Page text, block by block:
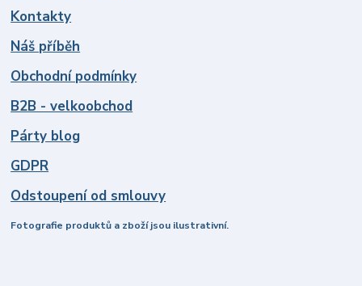
Kontakty
Náš příběh
Obchodní podmínky
B2B - velkoobchod
Párty blog
GDPR
Odstoupení od smlouvy
Fotografie produktů a zboží jsou ilustrativní.